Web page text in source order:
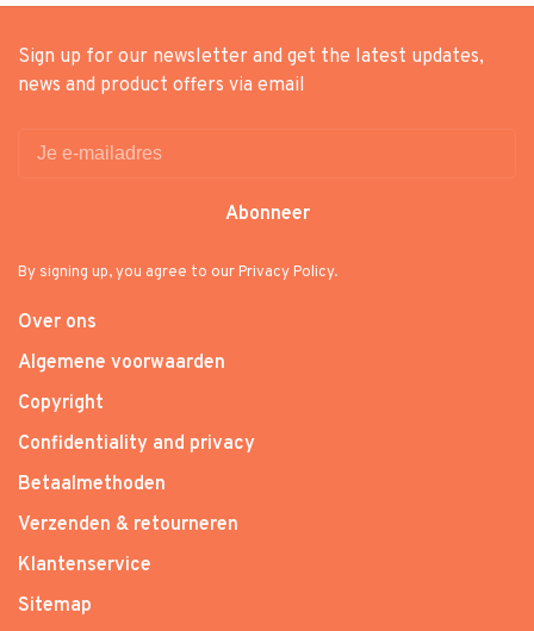
Sign up for our newsletter and get the latest updates,
news and product offers via email
Abonneer
By signing up, you agree to our Privacy Policy.
Over ons
Algemene voorwaarden
Copyright
Confidentiality and privacy
Betaalmethoden
Verzenden & retourneren
Klantenservice
Sitemap